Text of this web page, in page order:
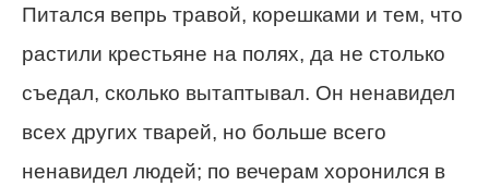
Питался вепрь травой, корешками и тем, что
растили крестьяне на полях, да не столько
съедал, сколько вытаптывал. Он ненавидел
всех других тварей, но больше всего
ненавидел людей; по вечерам хоронился в